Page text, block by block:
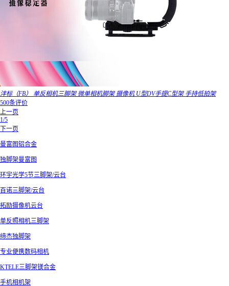
沣标（FB） 单反相机三脚架 微单相机脚架 摄像机 U型DV手提C型架 手持低拍架
500条评价
上一页
1/5
下一页
曼富图铝合金
独脚架曼富图
环宇光学5节三脚架/云台
百诺三脚架/云台
拓励摄像机云台
单反照相机三脚架
缔杰独脚架
专业便携数码相机
KTELE三脚架镁合金
手机相机架